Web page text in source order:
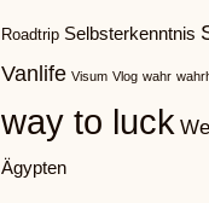
Roadtrip Selbsterkenntnis
Vanlife Visum Vlog wahr
way to luck
Ägypten